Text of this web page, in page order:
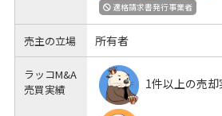
適格請求書発行事業者
売主の立場 所有者
ラッコM&A
売買実績
1件以上の売却